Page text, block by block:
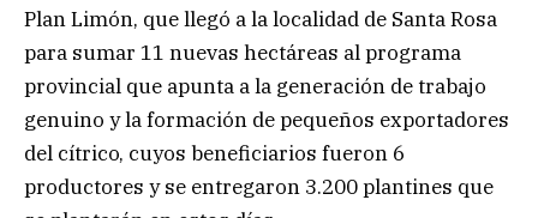
Plan Limón, que llegó a la localidad de Santa Rosa
para sumar 11 nuevas hectáreas al programa
provincial que apunta a la generación de trabajo
genuino y la formación de pequeños exportadores
del cítrico, cuyos beneficiarios fueron 6
productores y se entregaron 3.200 plantines que